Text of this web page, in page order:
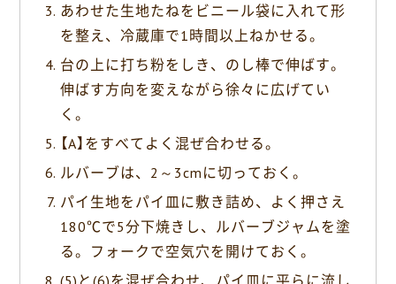
あわせた生地たねをビニール袋に入れて形
を整え、冷蔵庫で1時間以上ねかせる。
台の上に打ち粉をしき、のし棒で伸ばす。
伸ばす方向を変えながら徐々に広げてい
く。
【A】をすべてよく混ぜ合わせる。
ルバーブは、2～3cmに切っておく。
パイ生地をパイ皿に敷き詰め、よく押さえ
180℃で5分下焼きし、ルバーブジャムを塗
る。フォークで空気穴を開けておく。
(5)と(6)を混ぜ合わせ、パイ皿に平らに流し